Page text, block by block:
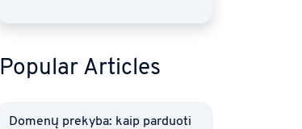
Popular Articles
Domenų prekyba: kaip parduoti